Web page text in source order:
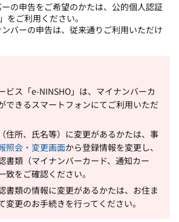
の申告をご希望のかたは、公的個人認証
をご利用ください。
バーの申告は、従来通りご利用いただけ
ビス「e-NINSHO」は、マイナンバーカ
できるスマートフォンにてご利用いただ
住所、氏名等）に変更があるかたは、事
照会・変更画面から登録情報を変更し、
書類 （マイナンバーカード、通知カー
致をご確認ください。
書類の情報に変更があるかたは、お住ま
変更のお手続きを行ってください。